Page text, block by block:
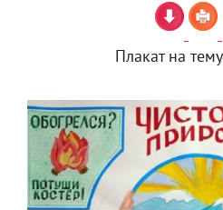
Плакат на